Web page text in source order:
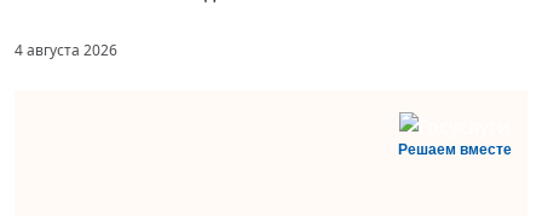
4 августа 2026
Решаем вместе